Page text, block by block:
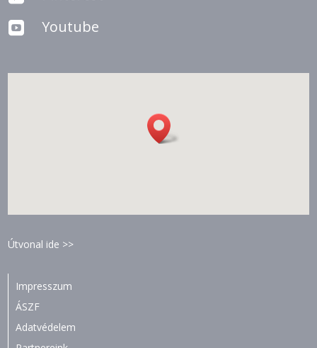
 Youtube
Útvonal ide >>
Impresszum
ÁSZF
Adatvédelem